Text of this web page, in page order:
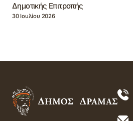
Δημοτικής Επιτροπής
30 Ιουλίου 2026